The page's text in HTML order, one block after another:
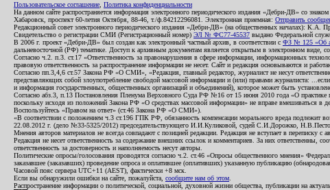
Пользовательское соглашение Политика конфиденциальности
На данном сайте распространяется информация электронного периодического издания «Дебри-ДВ» со
Хабаровск, проспект 60-летия Октября, 88-46, т./ф.84212296081. Электронная приемная: Отправить
Редакционный совет электронного периодического издания «Дебри-ДВ» (на общественных
Свидетельство о регистрации СМИ (Регистрационный номер) ЭЛ № ФС77-45537 выдано Федеральной
В 2006 г. проект «Дебри-ДВ» был создан как электронный частный архив, в соответствии с ФЗ № 125 «Об
дальневосточной (РФ) тематике. Доступ к архивным документам является открытым в электронном виде,
Согласно ч.2. п.3. ст.17 «Ответственность за правонарушения в сфере информации, информационных
правовую ответственность за распространение информации не несет. Сайт и редакция основываются и
Согласно пп.3,4,6 ст.57 Закона РФ «О СМИ», «Редакция, главный редактор, журналист не несут
представляющих собой злоупотребление свободой массовой информации и (или) правами журналиста:
и информация государственных, общественных организаций и объединений), которое может быть
Согласно абз.3, п.13 Постановления Пленума Верховного Суда РФ №16 от 15 июня 2010 года «О практике
поскольку исходя из положений Закона РФ «О средствах массовой информации» не вправе вмешиваться в
Воспользуйтесь «Правом на ответ» (ст.46 Закона РФ «О СМИ»).
«В соответствии с положением ч.3 ст.196 ГПК РФ, обязанность компенсации морального вреда подлежит
22.08.2012 г. (дело №33-5325/2012) председательствующего И.И.Куликовой, судей С.И.Дорожко,
Мнения авторов материалов не всегда совпадают с позицией редакции. Редакция не вступает в переписку с
Редакция не несет ответственность за содержание внешних ссылок и комментариев. За них
ответственность за достоверность и наполняемость несут авторы.
Политические опросы/голосования проводятся согласно ч.2. ст.46 «Опросы общественного мнения»
заказавшее (заказавших) проведение опроса и оплатившее (оплативших) указанную публикацию
Часовой пояс сервера UTC+11 (AEST), фактически +8 мск.
Если вы обнаружили ошибки на сайте, пожалуйста, сообщите нам об этом
Распространение информации о политической, социальной, духовной жизни общества, публикации на